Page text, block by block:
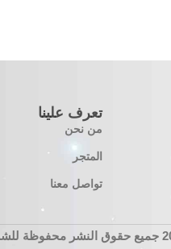
تعرف علينا
من نحن
المتجر
تواصل معنا